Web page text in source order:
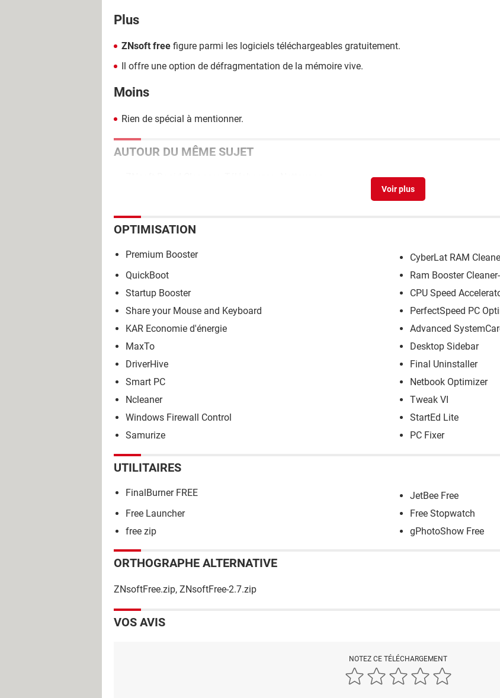
Plus
ZNsoft free figure parmi les logiciels téléchargeables gratuitement.
Il offre une option de défragmentation de la mémoire vive.
Moins
Rien de spécial à mentionner.
AUTOUR DU MÊME SUJET
OPTIMISATION
Premium Booster
CyberLat RAM
QuickBoot
Ram Booster Cleaner-
Startup Booster
CPU Speed
Share your Mouse and Keyboard
PerfectSpeed PC
KAR Economie d'énergie
Advanced
MaxTo
Desktop Sidebar
DriverHive
Final Uninstaller
Smart PC
Netbook Optimizer
Ncleaner
Tweak VI
Windows Firewall Control
StartEd Lite
Samurize
PC Fixer
UTILITAIRES
FinalBurner FREE
JetBee Free
Free Launcher
Free Stopwatch
free zip
gPhotoShow Free
ORTHOGRAPHE ALTERNATIVE
ZNsoftFree.zip, ZNsoftFree-2.7.zip
VOS AVIS
NOTEZ CE TÉLÉCHARGEMENT